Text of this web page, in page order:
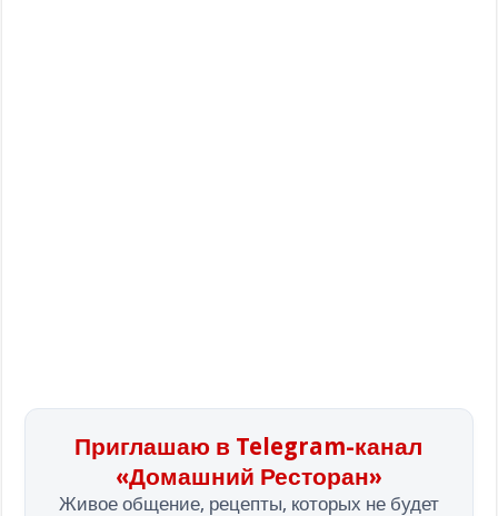
Приглашаю в Telegram-канал
«Домашний Ресторан»
Живое общение, рецепты, которых не будет